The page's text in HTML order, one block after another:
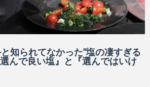
と知られてなかった”塩の凄すぎる
んで良い塩』と『選んではいけ